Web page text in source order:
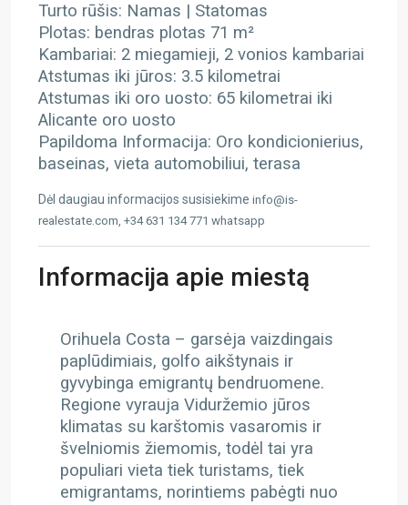
Turto rūšis: Namas | Statomas
Plotas: bendras plotas 71 m²
Kambariai: 2 miegamieji, 2 vonios kambariai
Atstumas iki jūros: 3.5 kilometrai
Atstumas iki oro uosto: 65 kilometrai iki
Alicante oro uosto
Papildoma Informacija: Oro kondicionierius,
baseinas, vieta automobiliui, terasa
Dėl daugiau informacijos susisiekime info@is-
realestate.com, +34 631 134 771 whatsapp
Informacija apie miestą
Orihuela Costa – garsėja vaizdingais
paplūdimiais, golfo aikštynais ir
gyvybinga emigrantų bendruomene.
Regione vyrauja Viduržemio jūros
klimatas su karštomis vasaromis ir
švelniomis žiemomis, todėl tai yra
populiari vieta tiek turistams, tiek
emigrantams, norintiems pabėgti nuo